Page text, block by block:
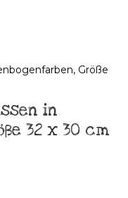
in
32 x 30 cm